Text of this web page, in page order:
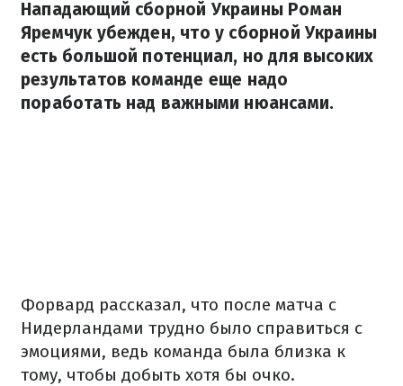
Нападающий сборной Украины Роман
Яремчук убежден, что у сборной Украины
есть большой потенциал, но для высоких
результатов команде еще надо
поработать над важными нюансами.
Форвард рассказал, что после матча с
Нидерландами трудно было справиться с
эмоциями, ведь команда была близка к
тому, чтобы добыть хотя бы очко.